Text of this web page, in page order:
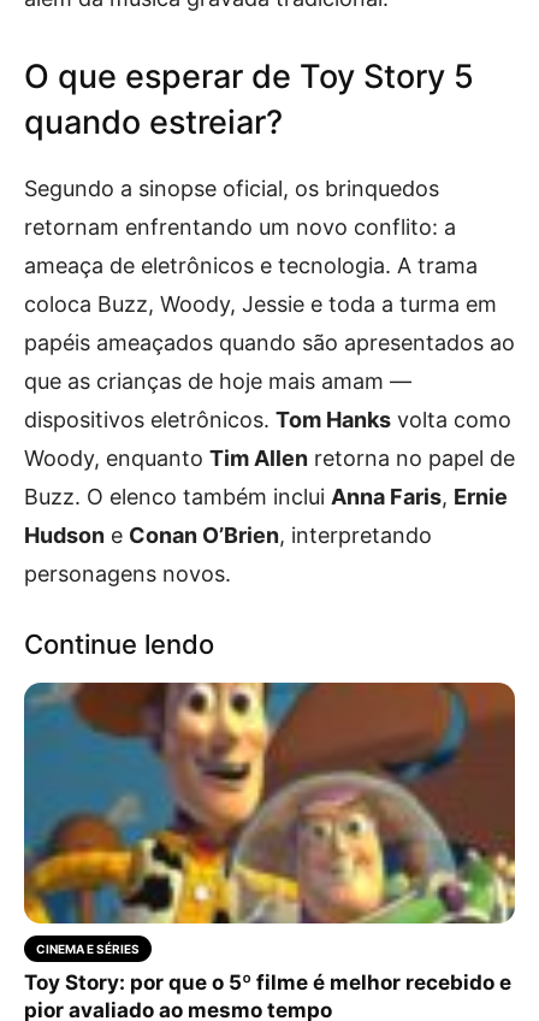
O que esperar de Toy Story 5
quando estreiar?
Segundo a sinopse oficial, os brinquedos
retornam enfrentando um novo conflito: a
ameaça de eletrônicos e tecnologia. A trama
coloca Buzz, Woody, Jessie e toda a turma em
papéis ameaçados quando são apresentados ao
que as crianças de hoje mais amam —
dispositivos eletrônicos. Tom Hanks volta como
Woody, enquanto Tim Allen retorna no papel de
Buzz. O elenco também inclui Anna Faris, Ernie
Hudson e Conan O’Brien, interpretando
personagens novos.
Continue lendo
CINEMA E SÉRIES
Toy Story: por que o 5º filme é melhor recebido e
pior avaliado ao mesmo tempo